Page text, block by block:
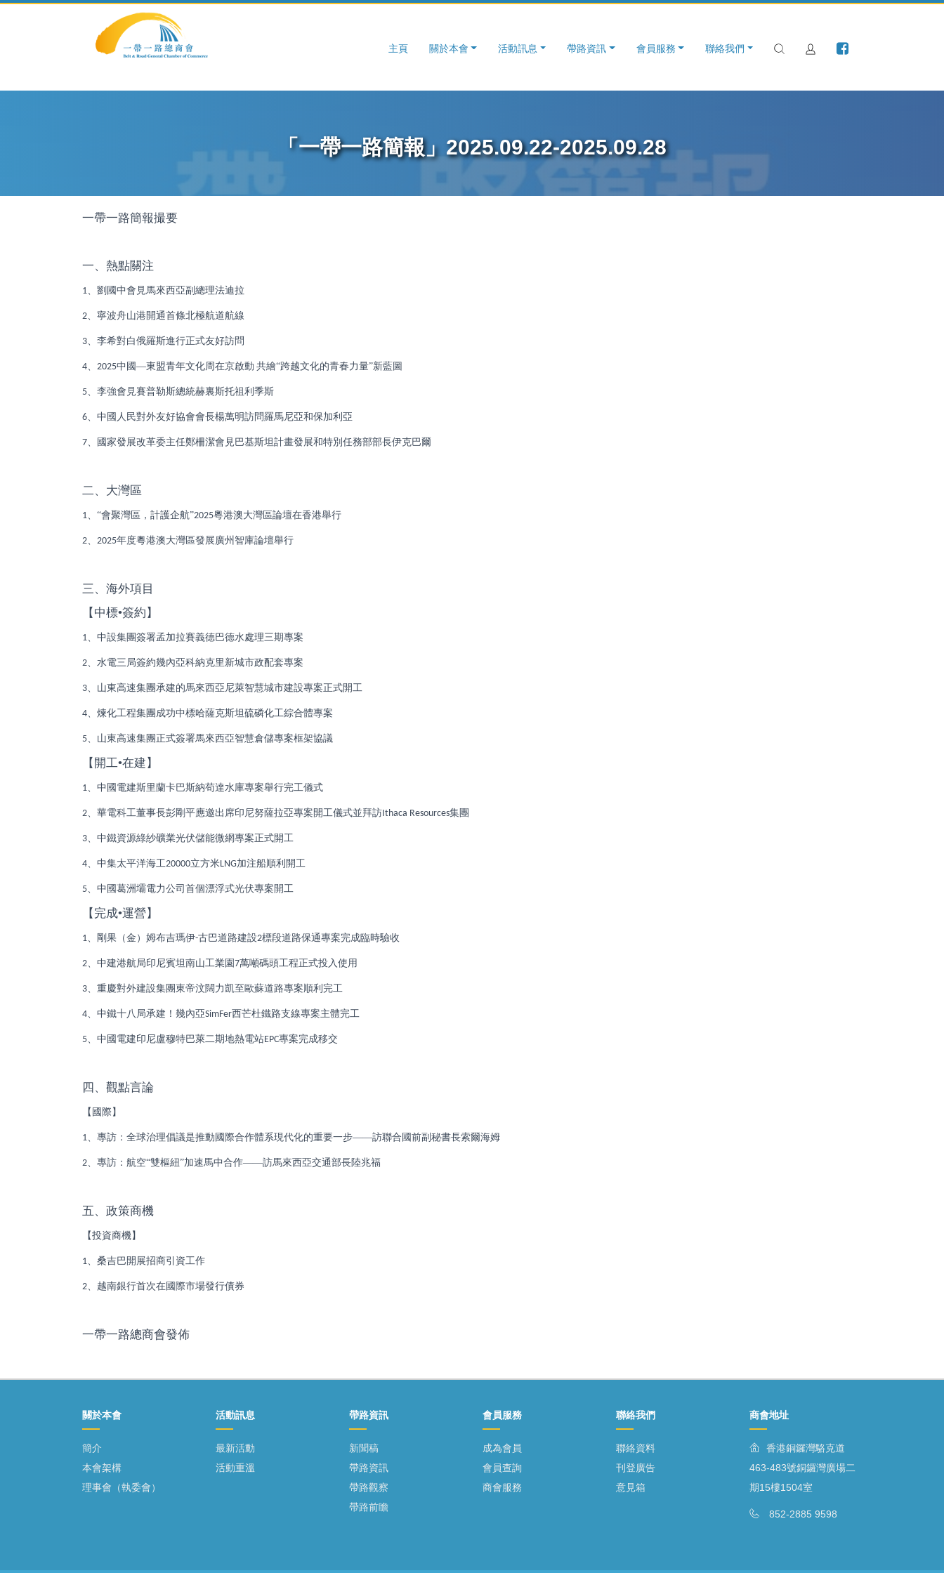
.modal-dialog .modal-content
主頁 關於本會 活動訊息 帶路資訊 會員服務 聯絡我們
「一帶一路簡報」2025.09.22-2025.09.28
一帶一路簡報撮要
一、熱點關注
1、劉國中會見馬來西亞副總理法迪拉
2、寧波舟山港開通首條北極航道航線
3、李希對白俄羅斯進行正式友好訪問
4、 2025中國—東盟青年文化周在京啟動 共繪“跨越文化的青春力量”新藍圖
5、李強會見賽普勒斯總統赫裏斯托祖利季斯
6、中國人民對外友好協會會長楊萬明訪問羅馬尼亞和保加利亞
7、國家發展改革委主任鄭柵潔會見巴基斯坦計畫發展和特別任務部部長伊克巴爾
二、大灣區
1、“會聚灣區，計護企航”2025粵港澳大灣區論壇在香港舉行
2、 2025年度粵港澳大灣區發展廣州智庫論壇舉行
三、海外項目
【中標•簽約】
1、中設集團簽署孟加拉賽義德巴德水處理三期專案
2、水電三局簽約幾內亞科納克里新城市政配套專案
3、山東高速集團承建的馬來西亞尼萊智慧城市建設專案正式開工
4、煉化工程集團成功中標哈薩克斯坦硫磷化工綜合體專案
5、山東高速集團正式簽署馬來西亞智慧倉儲專案框架協議
【開工•在建】
1、中國電建斯里蘭卡巴斯納苟達水庫專案舉行完工儀式
2、華電科工董事長彭剛平應邀出席印尼努薩拉亞專案開工儀式並拜訪Ithaca Resources集團
3、中鐵資源綠紗礦業光伏儲能微網專案正式開工
4、中集太平洋海工20000立方米LNG加注船順利開工
5、中國葛洲壩電力公司首個漂浮式光伏專案開工
【完成•運營】
1、剛果（金）姆布吉瑪伊-古巴道路建設2標段道路保通專案完成臨時驗收
2、中建港航局印尼賓坦南山工業園7萬噸碼頭工程正式投入使用
3、重慶對外建設集團東帝汶闊力凱至歐蘇道路專案順利完工
4、中鐵十八局承建！幾內亞SimFer西芒杜鐵路支線專案主體完工
5、中國電建印尼盧穆特巴萊二期地熱電站EPC專案完成移交
四、觀點言論
【國際】
1、專訪：全球治理倡議是推動國際合作體系現代化的重要一步——訪聯合國前副秘書長索爾海姆
2、專訪：航空“雙樞紐”加速馬中合作——訪馬來西亞交通部長陸兆福
五、政策商機
【投資商機】
1、桑吉巴開展招商引資工作
2、越南銀行首次在國際市場發行債券
一帶一路總商會發佈
關於本會
簡介
本會架構
理事會（執委會）
活動訊息
最新活動
活動重溫
帶路資訊
新聞稿
帶路資訊
帶路觀察
帶路前瞻
會員服務
成為會員
會員查詢
商會服務
聯絡我們
聯絡資料
刊登廣告
意見箱
商會地址
香港銅鑼灣駱克道
463-483號銅鑼灣廣場二
期15樓1504室
852-2885 9598